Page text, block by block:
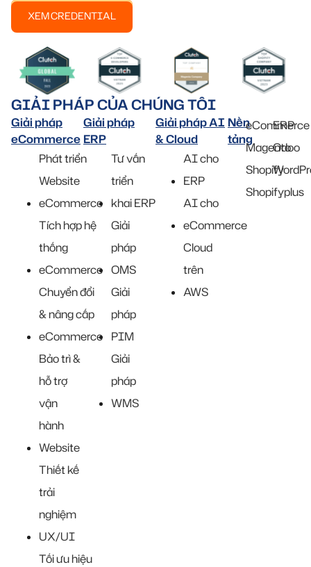
XEM CREDENTIAL
GIẢI PHÁP CỦA CHÚNG TÔI
Giải pháp
eCommerce
Phát triển
Website
eCommerce
Tích hợp hệ
thống
eCommerce
Chuyển đổi
& nâng cấp
eCommerce
Bảo trì &
hỗ trợ
vận
hành
Website
Thiết kế
trải
nghiệm
UX/UI
Tối ưu hiệu
Giải pháp
ERP
Tư vấn
triển
khai ERP
Giải
pháp
OMS
Giải
pháp
PIM
Giải
pháp
WMS
Giải pháp AI
& Cloud
AI cho
ERP
AI cho
eCommerce
Cloud
trên
AWS
Nền
tảng
eCommerce
Magento
Shopify
Shopifyplus
ERP
Odoo